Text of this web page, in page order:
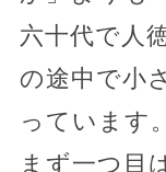
六十代で人
の途中で小
っています。
まず一つ目